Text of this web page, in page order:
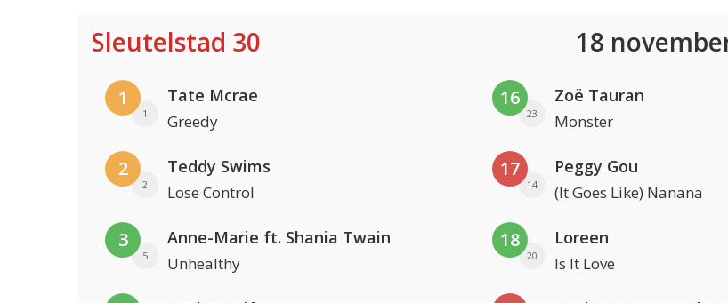
Sleutelstad 30 18
1
1
Tate Mcrae
Greedy
2
2
Teddy Swims
Lose Control
3
5
Anne-Marie ft. Shania Twain
Unhealthy
16
23
Zoë Tauran
Monster
17
14
Peggy Gou
(It Goes Like) Nanana
18
20
Loreen
Is It Love